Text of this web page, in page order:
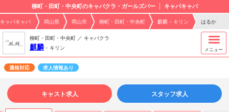
柳町・田町・中央町のキャバクラ・ガールズバー キャバキャバ
キャバキャバ 岡山県 岡山市 柳町・田町・中央町 麒麟 - キリン はるか
柳町・田町・中央町 ／ キャバクラ
麒麟 - キリン メニュー
適格対応 求人情報あり
キャスト求人 スタッフ求人